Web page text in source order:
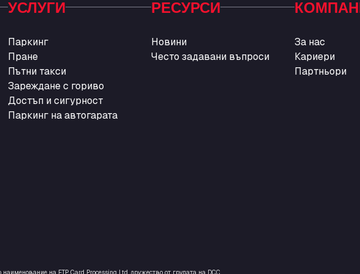
УСЛУГИ
Паркинг
Пране
Пътни такси
Зареждане с гориво
Достъп и сигурност
Паркинг на автогарата
РЕСУРСИ
Новини
Често задавани въпроси
За нас
Кариери
Партньори